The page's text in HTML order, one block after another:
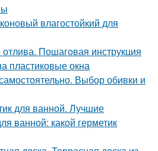
влагостойкий для
отлива. Пошаговая инструкция
пластиковые окна
Выбор обивки и
для ванной. Лучшие
ванной: какой герметик